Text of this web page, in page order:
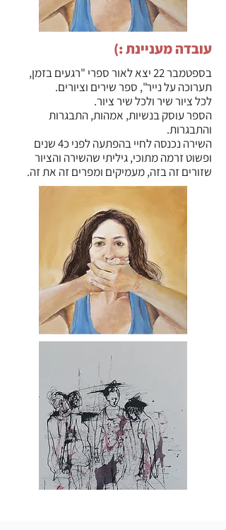
עובדה מעניינת :)
בספטמבר 22 יצא לאור ספרי "רגעים בזמן,
תערוכה על נייר", ספר שירים וציורים.
לכל ציור שיר ולכל שיר ציור.
הספר עוסק בנשיות, אמהות, התבגרות
והתבגרות.
השירה נכנסה לחיי בהפתעה לפני כ4 שנים
ופשוט זרמה מתוכי, גיליתי שהשירה והציור
שזורים זה בזה, מעמיקים ומפרים זה את זה.